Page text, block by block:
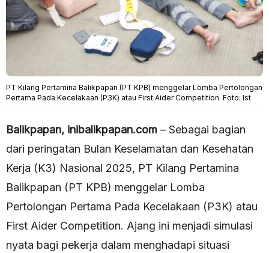
PT Kilang Pertamina Balikpapan (PT KPB) menggelar Lomba Pertolongan
Pertama Pada Kecelakaan (P3K) atau First Aider Competition. Foto: Ist
Balikpapan, inibalikpapan.com – Sebagai bagian
dari peringatan Bulan Keselamatan dan Kesehatan
Kerja (K3) Nasional 2025, PT Kilang Pertamina
Balikpapan (PT KPB) menggelar Lomba
Pertolongan Pertama Pada Kecelakaan (P3K) atau
First Aider Competition. Ajang ini menjadi simulasi
nyata bagi pekerja dalam menghadapi situasi